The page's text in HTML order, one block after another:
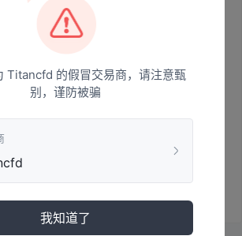
系列关于货币、股票、指数、商品、ETF 和
产品。
系列交易账户，即基本账户、发现账户、白
石账户、贵宾账户、高级账户和无限账户。
需要 200 美元的初始存款。最昂贵的交易
入金 100,000 美元，高得令人难以置信。
可以轻松开设 Titancfd平台。这里有一个模
步骤：
”链接 Titancfd网站。
Titancfd 的假冒交易商，请注意甄
别，谨防被骗
我知道了